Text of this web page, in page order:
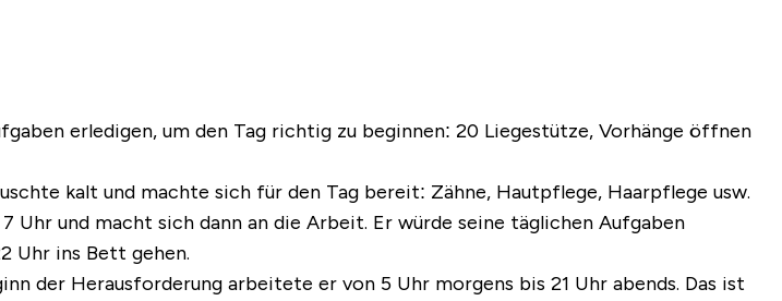
erledigen, um den Tag richtig zu beginnen: 20 Liegestütze, Vorhänge öffnen
kalt und machte sich für den Tag bereit: Zähne, Hautpflege, Haarpflege usw.
und macht sich dann an die Arbeit. Er würde seine täglichen Aufgaben
Uhr ins Bett gehen.
der Herausforderung arbeitete er von 5 Uhr morgens bis 21 Uhr abends. Das ist